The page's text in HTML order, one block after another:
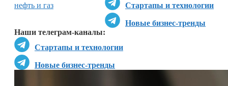
Стартапы и технологии
Новые бизнес-тренды
Наши телеграм-каналы:
Стартапы и технологии
Новые бизнес-тренды
нефть и газ